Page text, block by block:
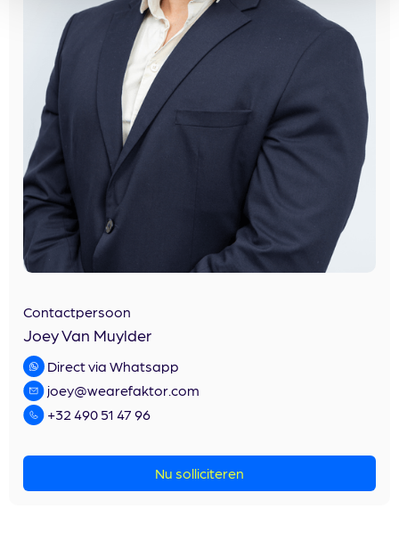
Contactpersoon
Joey Van Muylder
Direct via Whatsapp
joey@wearefaktor.com
+32 490 51 47 96
Nu solliciteren